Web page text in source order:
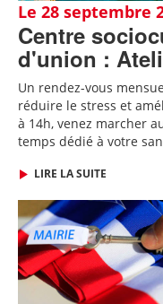
Le 28 septembre
Centre
d'union :
Un rendez-vous
réduire le stress et
à 14h, venez marcher
temps dédié à votre
LIRE LA SUITE